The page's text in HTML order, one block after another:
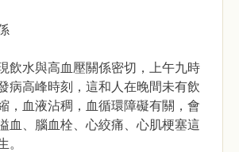
飲水與高血壓關係密切，上午九時
病高峰時刻，這和人在晚間未有飲
，血液沾稠，血循環障礙有關，會
血、腦血栓、心絞痛、心肌梗塞這
。